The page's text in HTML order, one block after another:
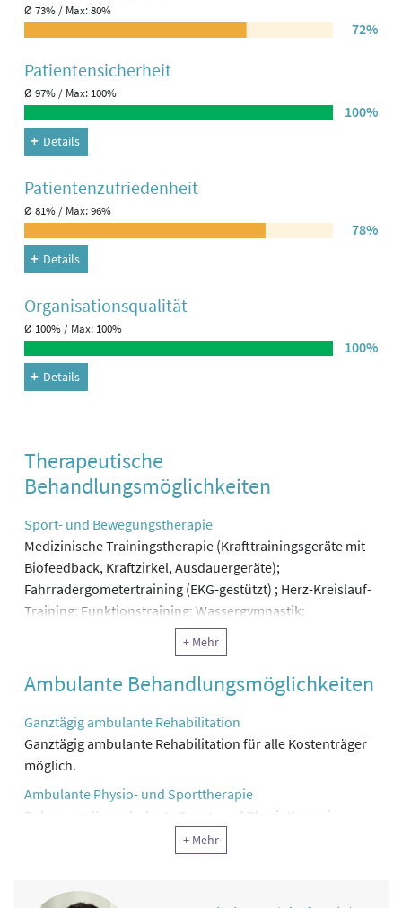
Ø 73% / Max: 80%
72%
Patienten­sicherheit
Ø 97% / Max: 100%
100%
Details
Patienten­zufriedenheit
Ø 81% / Max: 96%
78%
Details
Organisations­qualität
Ø 100% / Max: 100%
100%
Details
Therapeutische
Behandlungsmöglichkeiten
Sport- und Bewegungstherapie
Medizinische Trainingstherapie (Krafttrainingsgeräte mit
Biofeedback, Kraftzirkel, Ausdauergeräte);
Fahrradergometertraining (EKG-gestützt) ; Herz-Kreislauf-
Training; Funktionstraining; Wassergymnastik;
Gehtraining; Gefäßtraining; Atemtherapie;
Kontinenztraining; Beckenboden-Gymnastik;
Künstlerische Tanztherapie; Nordic Walking
Terraintraining; Qi Gong
Physiotherapie
Information, Motivation, Schulung
Ergotherapie, Arbeitstherapie und andere funktionelle
Ernährung
+ Mehr
Ambulante Behandlungsmöglichkeiten
Ganztägig ambulante Rehabilitation
Ganztägig ambulante Rehabilitation für alle Kostenträger
möglich.
Ambulante Physio- und Sporttherapie
Zulassung für ambulante Sport- und Physiotherapie
Ambulante Herzsportgruppen im Hause vorhanden
+ Mehr